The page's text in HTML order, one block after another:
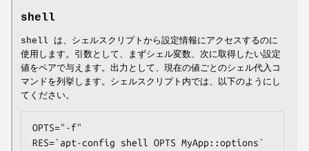
shell
shell は、シェルスクリプトから設定情報にアクセスするのに
使用します。引数として、まずシェル変数、次に取得したい設定
値をペアで与えます。出力として、現在の値ごとのシェル代入コ
マンドを列挙します。シェルスクリプト内では、以下のようにし
てください。
OPTS="-f"
RES=`apt-config shell OPTS MyApp::options`